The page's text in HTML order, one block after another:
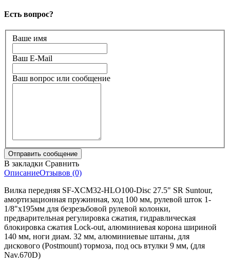
Есть вопрос?
Ваше имя
Ваш E-Mail
Ваш вопрос или сообщение
В закладки Сравнить
ОписаниеОтзывов (0)
Вилка передняя SF-XCM32-HLO100-Disc 27.5" SR Suntour,
амортизационная пружинная, ход 100 мм, рулевой шток 1-
1/8"x195мм для безрезьбовой рулевой колонки,
предварительная регулировка сжатия, гидравлическая
блокировка сжатия Lock-out, алюминиевая корона шириной
140 мм, ноги диам. 32 мм, алюминиевые штаны, для
дискового (Postmount) тормоза, под ось втулки 9 мм, (для
Nav.670D)